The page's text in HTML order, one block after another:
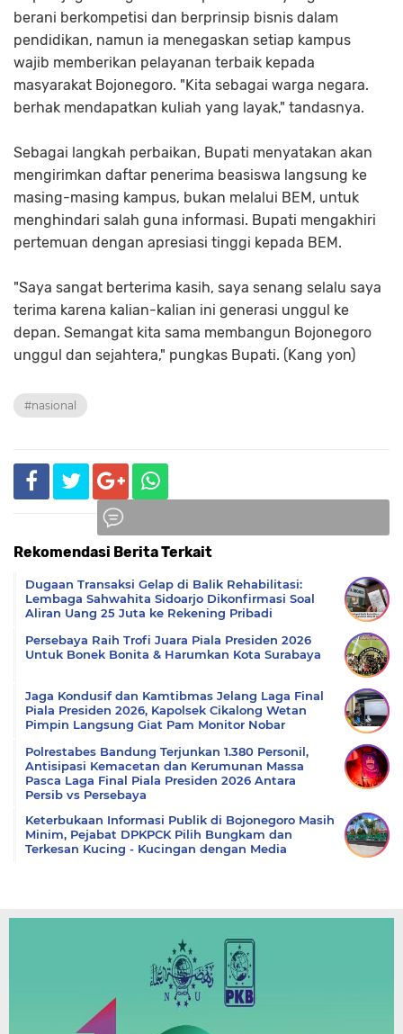
berani berkompetisi dan berprinsip bisnis dalam
pendidikan, namun ia menegaskan setiap kampus
wajib memberikan pelayanan terbaik kepada
masyarakat Bojonegoro. "Kita sebagai warga negara.
berhak mendapatkan kuliah yang layak," tandasnya.
Sebagai langkah perbaikan, Bupati menyatakan akan
mengirimkan daftar penerima beasiswa langsung ke
masing-masing kampus, bukan melalui BEM, untuk
menghindari salah guna informasi. Bupati mengakhiri
pertemuan dengan apresiasi tinggi kepada BEM.
"Saya sangat berterima kasih, saya senang selalu saya
terima karena kalian-kalian ini generasi unggul ke
depan. Semangat kita sama membangun Bojonegoro
unggul dan sejahtera," pungkas Bupati. (Kang yon)
#nasional
Rekomendasi Berita Terkait
Dugaan Transaksi Gelap di Balik Rehabilitasi:
Lembaga Sahwahita Sidoarjo Dikonfirmasi Soal
Aliran Uang 25 Juta ke Rekening Pribadi
Persebaya Raih Trofi Juara Piala Presiden 2026
Untuk Bonek Bonita & Harumkan Kota Surabaya
Jaga Kondusif dan Kamtibmas Jelang Laga Final
Piala Presiden 2026, Kapolsek Cikalong Wetan
Pimpin Langsung Giat Pam Monitor Nobar
Polrestabes Bandung Terjunkan 1.380 Personil,
Antisipasi Kemacetan dan Kerumunan Massa
Pasca Laga Final Piala Presiden 2026 Antara
Persib vs Persebaya
Keterbukaan Informasi Publik di Bojonegoro Masih
Minim, Pejabat DPKPCK Pilih Bungkam dan
Terkesan Kucing - Kucingan dengan Media